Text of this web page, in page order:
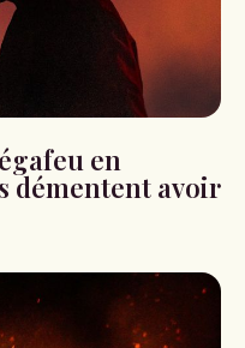
en
démentent avoir